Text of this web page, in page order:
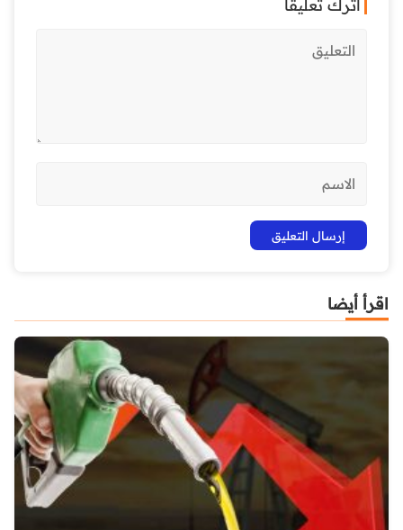
اترك تعليقاً
اقرأ أيضا